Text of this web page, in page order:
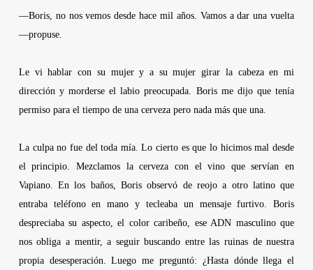
—Boris, no nos vemos desde hace mil años. Vamos a dar una vuelta
—propuse.
Le vi hablar con su mujer y a su mujer girar la cabeza en mi
dirección y morderse el labio preocupada. Boris me dijo que tenía
permiso para el tiempo de una cerveza pero nada más que una.
La culpa no fue del toda mía. Lo cierto es que lo hicimos mal desde
el principio. Mezclamos la cerveza con el vino que servían en
Vapiano. En los baños, Boris observó de reojo a otro latino que
entraba teléfono en mano y tecleaba un mensaje furtivo. Boris
despreciaba su aspecto, el color caribeño, ese ADN masculino que
nos obliga a mentir, a seguir buscando entre las ruinas de nuestra
propia desesperación. Luego me preguntó: ¿Hasta dónde llega el